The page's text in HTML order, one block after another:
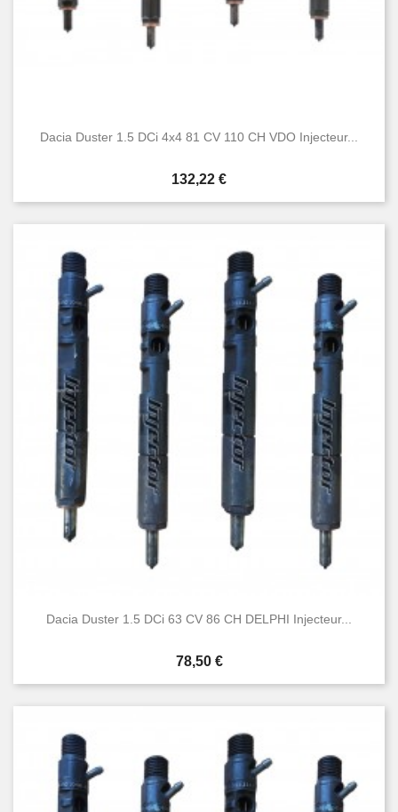
Dacia Duster 1.5 DCi 4x4 81 CV 110 CH VDO Injecteur...
Prix
132,22 €
Dacia Duster 1.5 DCi 63 CV 86 CH DELPHI Injecteur...
Prix
78,50 €